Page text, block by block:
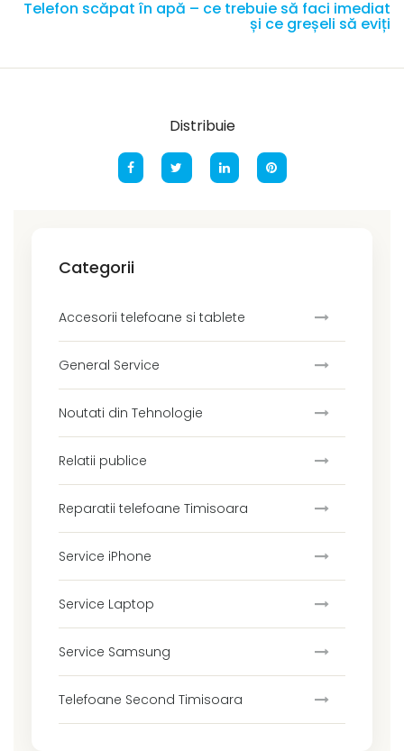
Telefon scăpat în apă – ce trebuie să faci imediat
și ce greșeli să eviți
Distribuie
Categorii
Accesorii telefoane si tablete
General Service
Noutati din Tehnologie
Relatii publice
Reparatii telefoane Timisoara
Service iPhone
Service Laptop
Service Samsung
Telefoane Second Timisoara